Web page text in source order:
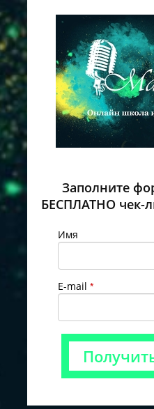
Заполните
БЕСПЛАТНО чек-
Имя
E-mail *